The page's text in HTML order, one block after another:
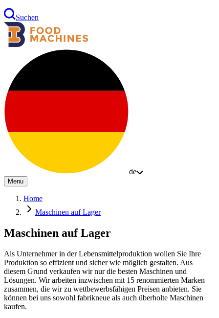
Suchen
de
Menu
Home
Maschinen auf Lager
Maschinen auf Lager
Als Unternehmer in der Lebensmittelproduktion wollen Sie Ihre
Produktion so effizient und sicher wie möglich gestalten. Aus
diesem Grund verkaufen wir nur die besten Maschinen und
Lösungen. Wir arbeiten inzwischen mit 15 renommierten Marken
zusammen, die wir zu wettbewerbsfähigen Preisen anbieten. Sie
können bei uns sowohl fabrikneue als auch überholte Maschinen
kaufen.